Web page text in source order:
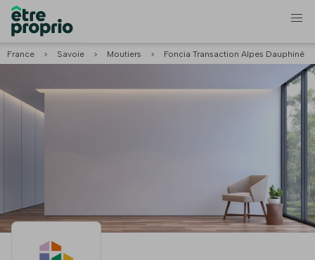
France > Savoie > Moutiers > Foncia Transaction Alpes Dauphiné